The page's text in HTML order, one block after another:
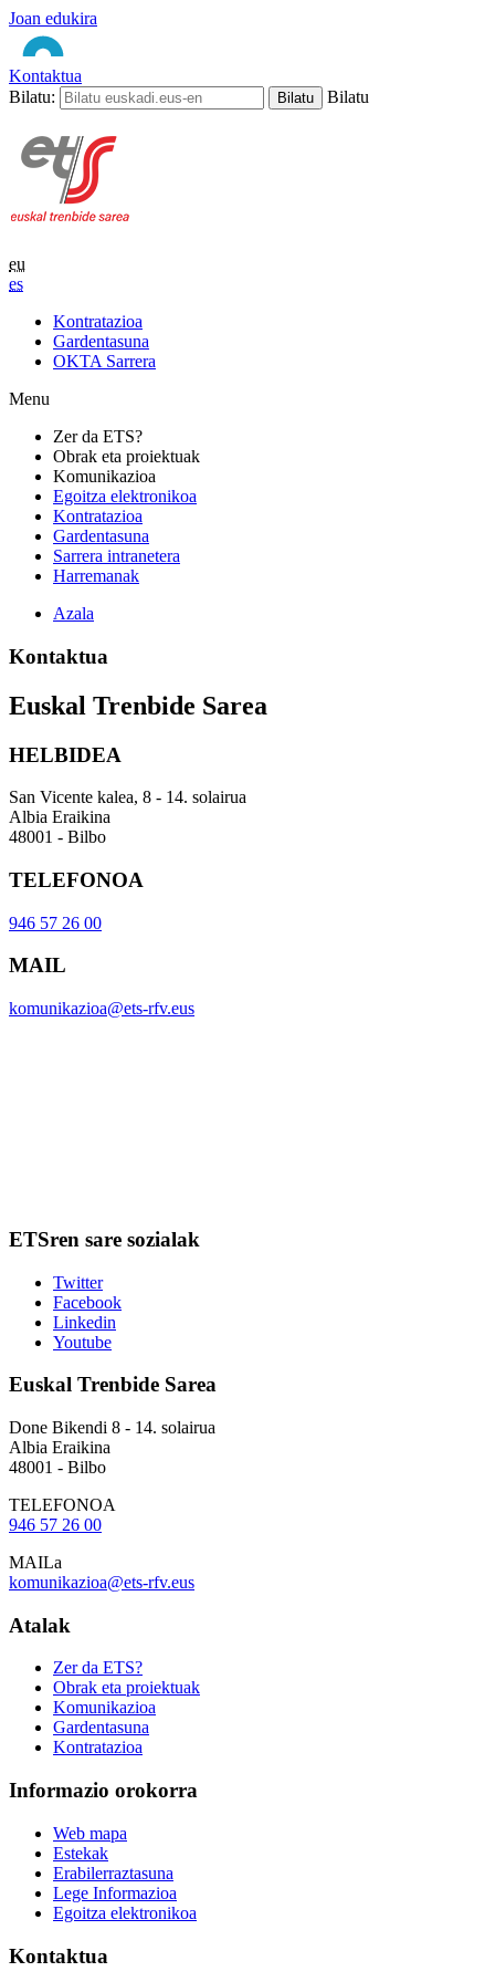
Joan edukira
Kontaktua
Bilatu:
Bilatu
eu
es
Kontratazioa
Gardentasuna
OKTA Sarrera
Menu
Zer da ETS?
Obrak eta proiektuak
Komunikazioa
Egoitza elektronikoa
Kontratazioa
Gardentasuna
Sarrera intranetera
Harremanak
Azala
Kontaktua
Euskal Trenbide Sarea
HELBIDEA
San Vicente kalea, 8 - 14. solairua
Albia Eraikina
48001 - Bilbo
TELEFONOA
946 57 26 00
MAIL
komunikazioa@ets-rfv.eus
ETSren sare sozialak
Twitter
Facebook
Linkedin
Youtube
Euskal Trenbide Sarea
Done Bikendi 8 - 14. solairua
Albia Eraikina
48001 - Bilbo
TELEFONOA
946 57 26 00
MAILa
komunikazioa@ets-rfv.eus
Atalak
Zer da ETS?
Obrak eta proiektuak
Komunikazioa
Gardentasuna
Kontratazioa
Informazio orokorra
Web mapa
Estekak
Erabilerraztasuna
Lege Informazioa
Egoitza elektronikoa
Kontaktua